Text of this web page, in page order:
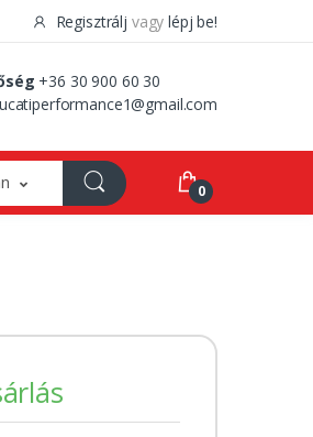
Regisztrálj vagy lépj be!
+36 30 900 60 30
0